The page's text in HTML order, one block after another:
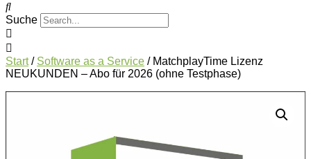
Suche
Start/ Software as a Service / MatchplayTime Lizenz
NEUKUNDEN – Abo für 2026 (ohne Testphase)